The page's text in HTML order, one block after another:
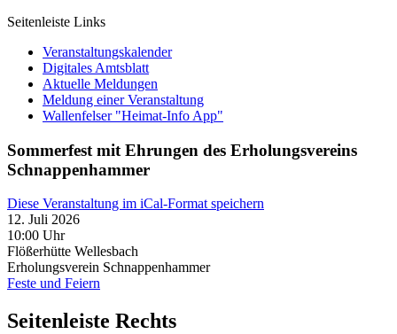
Seitenleiste Links
Veranstaltungskalender
Digitales Amtsblatt
Aktuelle Meldungen
Meldung einer Veranstaltung
Wallenfelser "Heimat-Info App"
Sommerfest mit Ehrungen des Erholungsvereins
Schnappenhammer
Diese Veranstaltung im iCal-Format speichern
12. Juli 2026
10:00 Uhr
Flößerhütte Wellesbach
Erholungsverein Schnappenhammer
Feste und Feiern
Seitenleiste Rechts